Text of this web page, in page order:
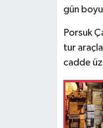
gün
Porsuk
tur
cadde